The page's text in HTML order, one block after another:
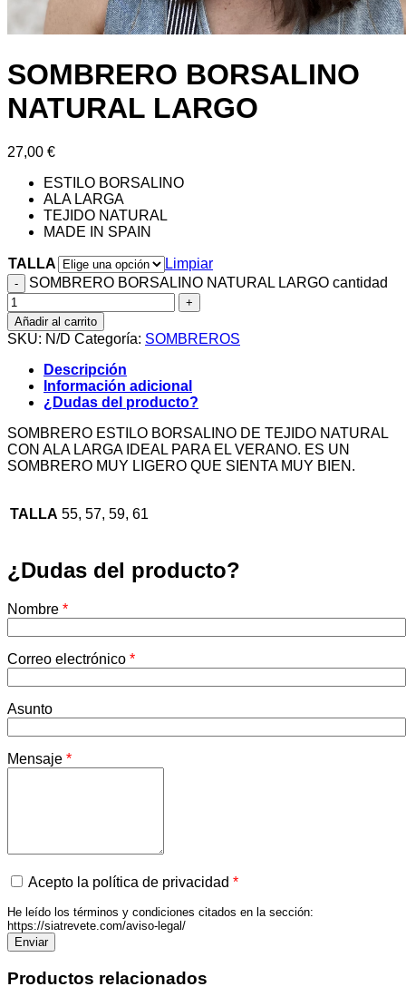
SOMBRERO BORSALINO
NATURAL LARGO
27,00 €
ESTILO BORSALINO
ALA LARGA
TEJIDO NATURAL
MADE IN SPAIN
TALLA
Limpiar
SOMBRERO BORSALINO NATURAL LARGO cantidad
Añadir al carrito
SKU: N/D Categoría: SOMBREROS
Descripción
Información adicional
¿Dudas del producto?
SOMBRERO ESTILO BORSALINO DE TEJIDO NATURAL
CON ALA LARGA IDEAL PARA EL VERANO. ES UN
SOMBRERO MUY LIGERO QUE SIENTA MUY BIEN.
TALLA 55, 57, 59, 61
¿Dudas del producto?
Nombre *
Correo electrónico *
Asunto
Mensaje *
Acepto la política de privacidad *
He leído los términos y condiciones citados en la sección:
https://siatrevete.com/aviso-legal/
Productos relacionados